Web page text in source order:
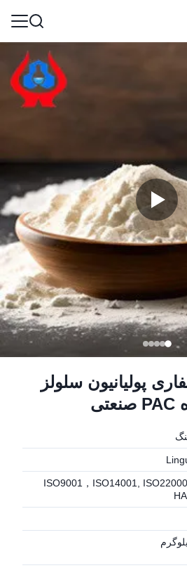
پولیانیون سلولز
ISO9001，ISO14001,